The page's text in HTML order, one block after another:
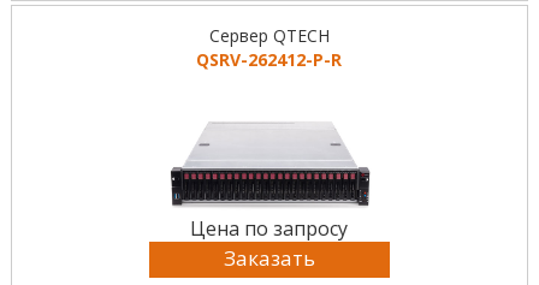
Сервер QTECH
QSRV-262412-P-R
Цена по запросу
Заказать